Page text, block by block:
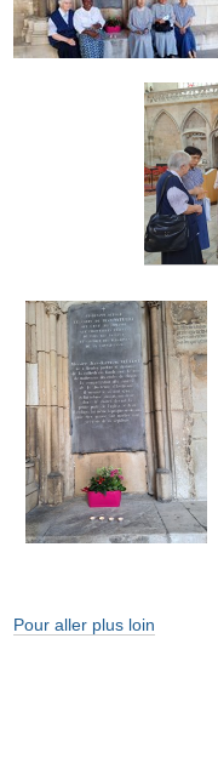
Pour aller plus loin